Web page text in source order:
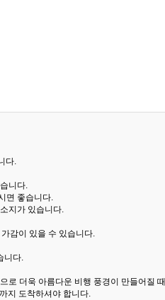
다.
니다.
면 좋습니다.
지가 있습니다.
감이 있을 수 있습니다.
니다.
로 더욱 아름다운 비행 풍경이 만들어질
지 도착하셔야 합니다.